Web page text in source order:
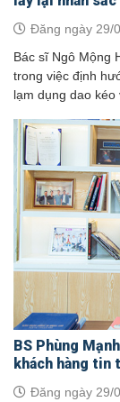
Đăng ngày 29/
Bác sĩ Ngô Mộng
trong việc định
lạm dụng dao kéo
BS Phùng
khách hàng tin
Đăng ngày 29/